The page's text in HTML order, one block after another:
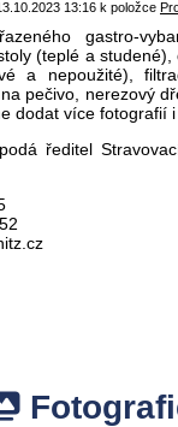
13:16 k položce
gastro-
(teplé a
a nepoužité),
pečivo, nerezový
dodat více fotografií i
ředitel